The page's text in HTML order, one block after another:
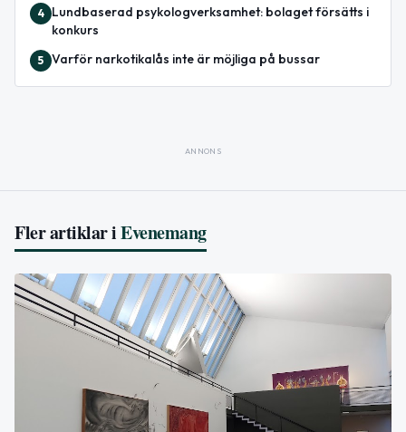
4
Lundbaserad psykologverksamhet: bolaget försätts i
konkurs
5 Varför narkotikalås inte är möjliga på bussar
ANNONS
Fler artiklar iEvenemang